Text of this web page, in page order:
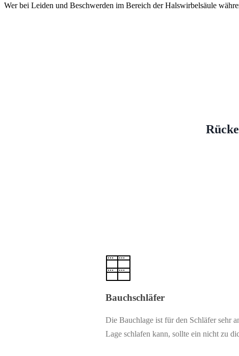
Wer bei Leiden und Beschwerden im Bereich der Halswirbelsäule
Bauchschläfer
Die Bauchlage ist für den Schläfer sehr
Lage schlafen kann, sollte ein nicht zu